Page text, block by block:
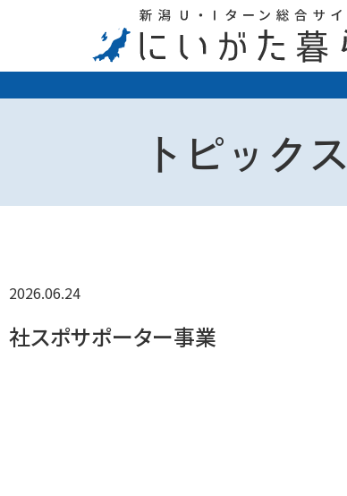
トピックス
2026.06.24
社スポサポーター事業